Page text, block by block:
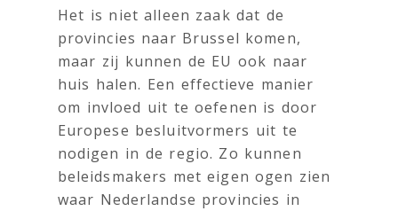
Het is niet alleen zaak dat de
provincies naar Brussel komen,
maar zij kunnen de EU ook naar
huis halen. Een effectieve manier
om invloed uit te oefenen is door
Europese besluitvormers uit te
nodigen in de regio. Zo kunnen
beleidsmakers met eigen ogen zien
waar Nederlandse provincies in